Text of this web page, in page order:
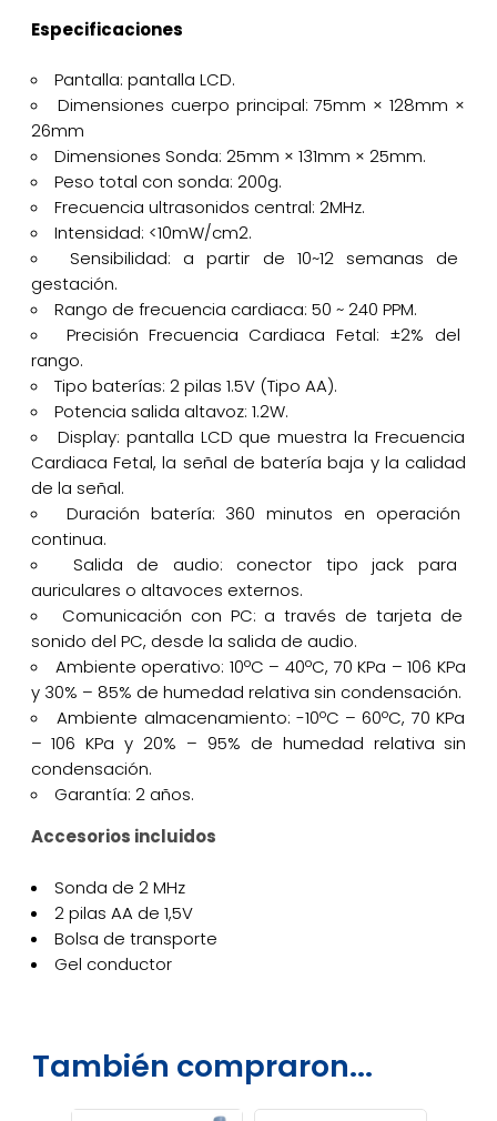
Especificaciones
Pantalla: pantalla LCD.
Dimensiones cuerpo principal: 75mm × 128mm ×
26mm
Dimensiones Sonda: 25mm × 131mm × 25mm.
Peso total con sonda: 200g.
Frecuencia ultrasonidos central: 2MHz.
Intensidad: <10mW/cm2.
Sensibilidad: a partir de 10~12 semanas de
gestación.
Rango de frecuencia cardiaca: 50 ~ 240 PPM.
Precisión Frecuencia Cardiaca Fetal: ±2% del
rango.
Tipo baterías: 2 pilas 1.5V (Tipo AA).
Potencia salida altavoz: 1.2W.
Display: pantalla LCD que muestra la Frecuencia
Cardiaca Fetal, la señal de batería baja y la calidad
de la señal.
Duración batería: 360 minutos en operación
continua.
Salida de audio: conector tipo jack para
auriculares o altavoces externos.
Comunicación con PC: a través de tarjeta de
sonido del PC, desde la salida de audio.
Ambiente operativo: 10ºC – 40ºC, 70 KPa – 106 KPa
y 30% – 85% de humedad relativa sin condensación.
Ambiente almacenamiento: -10ºC – 60ºC, 70 KPa
– 106 KPa y 20% – 95% de humedad relativa sin
condensación.
Garantía: 2 años.
Accesorios incluidos
Sonda de 2 MHz
2 pilas AA de 1,5V
Bolsa de transporte
Gel conductor
También compraron...